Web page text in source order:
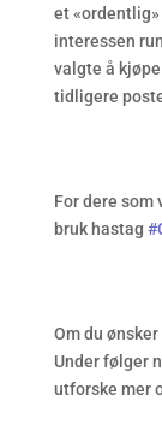
et «ordentlig»
interessen
valgte å
tidligere
For dere som
bruk hastag
Om du
Under følger
utforske mer